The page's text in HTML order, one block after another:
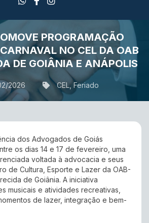
PROGRAMAÇÃO
NO CEL DA OAB
DE GOIÂNIA E ANÁPOLIS
2026 CEL, Feriado
dos Advogados de Goiás
os dias 14 e 17 de fevereiro, uma
voltada à advocacia e seus
de Cultura, Esporte e Lazer da OAB-
de Goiânia. A iniciativa
musicais e atividades recreativas,
de lazer, integração e bem-